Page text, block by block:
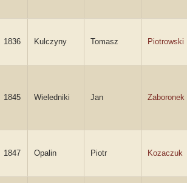
1836 Kulczyny Tomasz Piotrowski
1845 Wieledniki Jan Zaboronek
1847 Opalin Piotr Kozaczuk